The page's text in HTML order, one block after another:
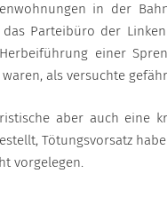
in der
Parteibüro der
einer
waren, als versuchte
aber auch eine
Tötungsvorsatz
vorgelegen.